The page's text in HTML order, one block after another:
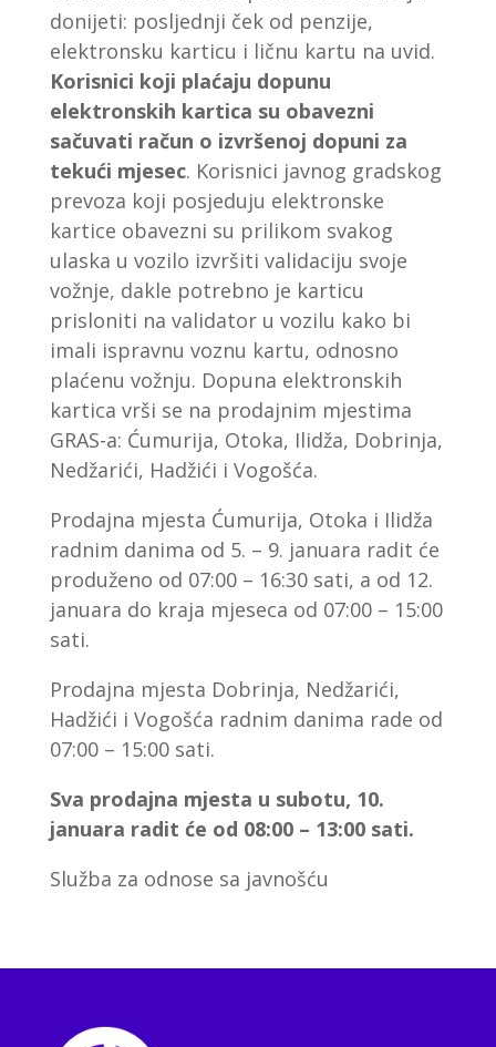
donijeti: posljednji ček od penzije,
elektronsku karticu i ličnu kartu na uvid.
Korisnici koji plaćaju dopunu
elektronskih kartica su obavezni
sačuvati račun o izvršenoj dopuni za
tekući mjesec. Korisnici javnog gradskog
prevoza koji posjeduju elektronske
kartice obavezni su prilikom svakog
ulaska u vozilo izvršiti validaciju svoje
vožnje, dakle potrebno je karticu
prisloniti na validator u vozilu kako bi
imali ispravnu voznu kartu, odnosno
plaćenu vožnju. Dopuna elektronskih
kartica vrši se na prodajnim mjestima
GRAS-a: Ćumurija, Otoka, Ilidža, Dobrinja,
Nedžarići, Hadžići i Vogošća.
Prodajna mjesta Ćumurija, Otoka i Ilidža
radnim danima od 5. – 9. januara radit će
produženo od 07:00 – 16:30 sati, a od 12.
januara do kraja mjeseca od 07:00 – 15:00
sati.
Prodajna mjesta Dobrinja, Nedžarići,
Hadžići i Vogošća radnim danima rade od
07:00 – 15:00 sati.
Sva prodajna mjesta u subotu, 10.
januara radit će od 08:00 – 13:00 sati.
Služba za odnose sa javnošću